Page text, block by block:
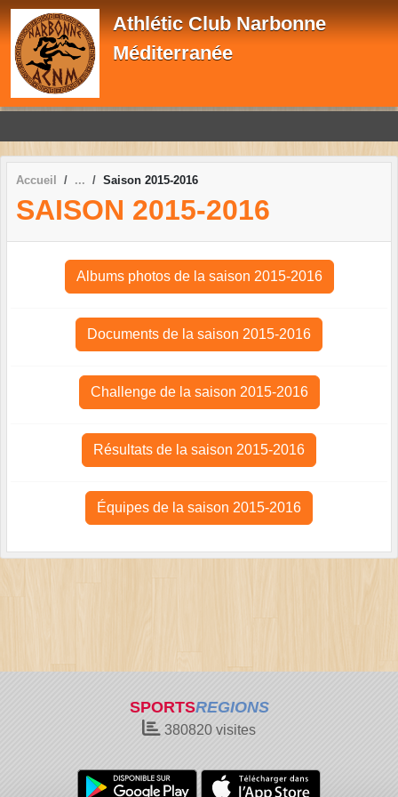
Athlétic Club Narbonne
Méditerranée
Accueil Saison 2015-2016
SAISON 2015-2016
Albums photos de la saison 2015-2016
Documents de la saison 2015-2016
Challenge de la saison 2015-2016
Résultats de la saison 2015-2016
Équipes de la saison 2015-2016
SPORTSREGIONS
380820 visites
Panneau de gestion des cookies